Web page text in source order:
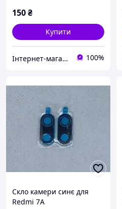
150₴
Купити
Інтернет-магазин "Он лайн" 100%
Скло камери синє для
Redmi 7A